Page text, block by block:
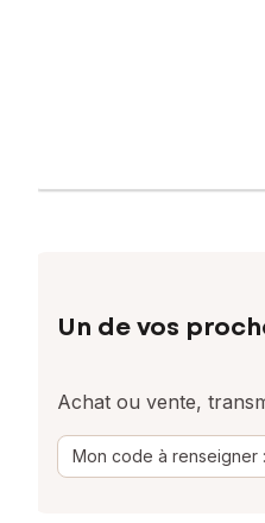
Un de vos
Achat ou vente,
Mon code à renseigner :